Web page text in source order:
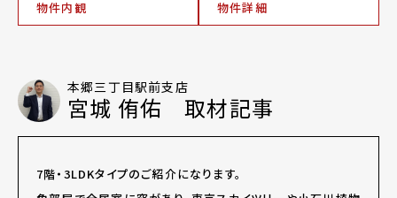
物件内観 物件詳細
本郷三丁目駅前支店
宮城 侑佑 取材記事
7階・3LDKタイプのご紹介になります。